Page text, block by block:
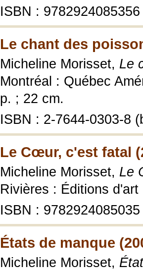
ISBN : 9782924085356
Le chant des
Micheline Morisset, Le
Montréal : Québec
p. ; 22 cm.
ISBN : 2-7644-0303-8
Le Cœur, c'est fatal
Micheline Morisset, Le
Rivières : Éditions
ISBN : 9782924085035
États de manque
Micheline Morisset,